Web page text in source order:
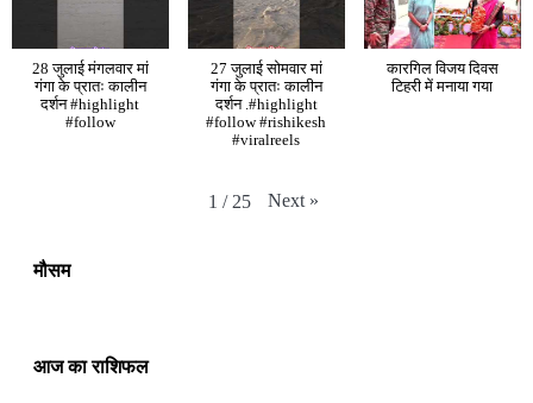
28 जुलाई मंगलवार मां
गंगा के प्रातः कालीन
दर्शन #highlight
#follow
27 जुलाई सोमवार मां
गंगा के प्रातः कालीन
दर्शन .#highlight
#follow #rishikesh
#viralreels
कारगिल विजय दिवस
टिहरी में मनाया गया
1 / 25 Next »
मौसम
आज का राशिफल